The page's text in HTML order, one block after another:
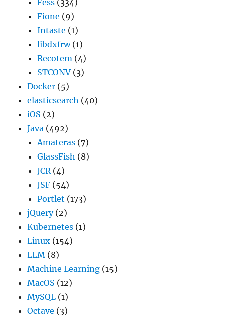
Fess (334)
Fione (9)
Intaste (1)
libdxfrw(1)
Recotem (4)
STCONV (3)
Docker (5)
elasticsearch (40)
iOS (2)
Java (492)
Amateras (7)
GlassFish (8)
JCR(4)
JSF (54)
Portlet (173)
jQuery(2)
Kubernetes (1)
Linux (154)
LLM (8)
Machine Learning (15)
MacOS (12)
MySQL (1)
Octave (3)